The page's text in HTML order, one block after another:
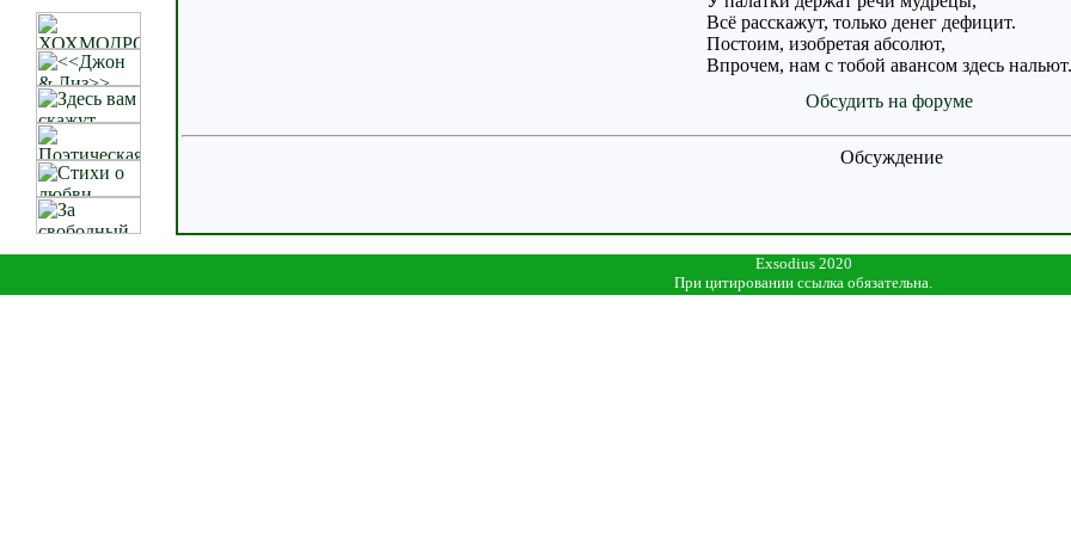
Всё расскажут, только денег дефицит.
Постоим, изобретая абсолют,
Впрочем, нам с тобой авансом здесь нальют.
Обсудить на форуме
Обсуждение
Exsodius 2020
При цитировании ссылка обязательна.